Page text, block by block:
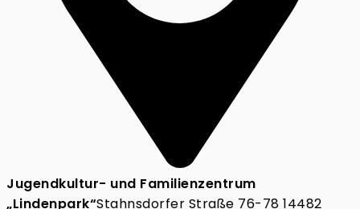
Jugendkultur- und Familienzentrum
„Lindenpark“Stahnsdorfer Straße 76-78 14482